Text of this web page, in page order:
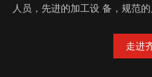
人员，先进的加工设 备，规范的
走进